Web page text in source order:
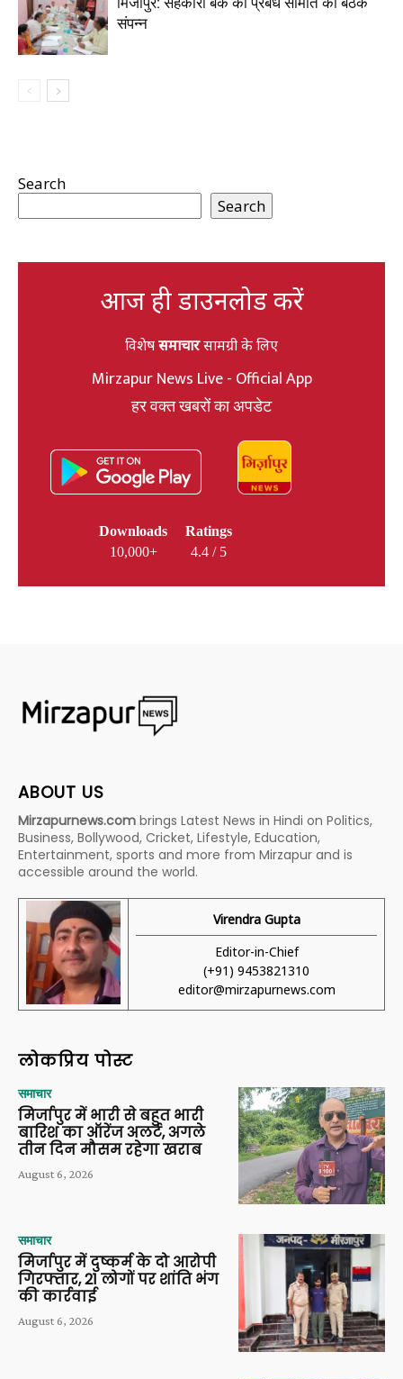
संपन्न
Search
Search
आज ही डाउनलोड करें
विशेषसमाचारसामग्री के लिए
Mirzapur News Live - Official App
हर वक्त खबरों का अपडेट
Downloads
10,000+
Ratings
4.4 / 5
ABOUT US
Mirzapurnews.com brings Latest News in Hindi on Politics,
Business, Bollywood, Cricket, Lifestyle, Education,
Entertainment, sports and more from Mirzapur and is
accessible around the world.
Virendra Gupta
Editor-in-Chief
(+91) 9453821310
editor@mirzapurnews.com
लोकप्रिय पोस्ट
समाचार
मिर्जापुर में भारी से बहुत भारी
बारिश का ऑरेंज अलर्ट, अगले
तीन दिन मौसम रहेगा खराब
August 6, 2026
समाचार
मिर्जापुर में दुष्कर्म के दो आरोपी
गिरफ्तार, 21 लोगों पर शांति भंग
की कार्रवाई
August 6, 2026